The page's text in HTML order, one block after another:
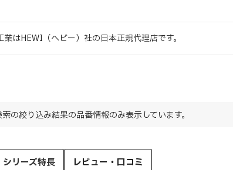
業はHEWI（ヘビー）社の日本正規代理店です。
の絞り込み結果の品番情報のみ表示しています。
リーズ特長 レビュー・口コミ